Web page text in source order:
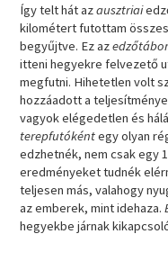
Így telt hát azausztriai
kilométert futottam
begyűjtve. Ez az
itteni hegyekre felvezető
megfutni. Hihetetlen volt
hozzáadott a
vagyok elégedetlen és
terepfutókéntegy olyan
edzhetnék, nem csak egy
eredményeket tudnék
teljesen más, valahogy
az emberek, mint idehaza.
hegyekbe járnak